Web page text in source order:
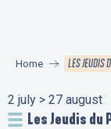
principal
Home LES JEUDIS
2 july > 27 august
Les Jeudis du